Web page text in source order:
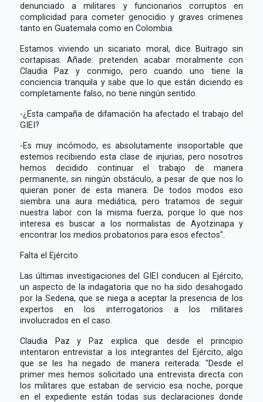
denunciado a militares y funcionarios corruptos en
complicidad para cometer genocidio y graves crímenes
tanto en Guatemala como en Colombia.
Estamos viviendo un sicariato moral, dice Buitrago sin
cortapisas. Añade: pretenden acabar moralmente con
Claudia Paz y conmigo, pero cuando uno tiene la
conciencia tranquila y sabe que lo que están diciendo es
completamente falso, no tiene ningún sentido.
-¿Esta campaña de difamación ha afectado el trabajo del
GIEI?
-Es muy incómodo, es absolutamente insoportable que
estemos recibiendo esta clase de injurias, pero nosotros
hemos decidido continuar el trabajo de manera
permanente, sin ningún obstáculo, a pesar de que nos lo
quieran poner de esta manera. De todos modos eso
siembra una aura mediática, pero tratamos de seguir
nuestra labor con la misma fuerza, porque lo que nos
interesa es buscar a los normalistas de Ayotzinapa y
encontrar los medios probatorios para esos efectos".
Falta el Ejército
Las últimas investigaciones del GIEI conducen al Ejército,
un aspecto de la indagatoria que no ha sido desahogado
por la Sedena, que se niega a aceptar la presencia de los
expertos en los interrogatorios a los militares
involucrados en el caso.
Claudia Paz y Paz explica que desde el principio
intentaron entrevistar a los integrantes del Ejército, algo
que se les ha negado de manera reiterada: "Desde el
primer mes hemos solicitado una entrevista directa con
los militares que estaban de servicio esa noche, porque
en el expediente están todas sus declaraciones donde